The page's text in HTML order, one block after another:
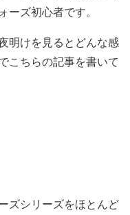
ーズ初心者です。
明けを見るとどんな感
こちらの記事を書いて
ズシリーズをほとんど